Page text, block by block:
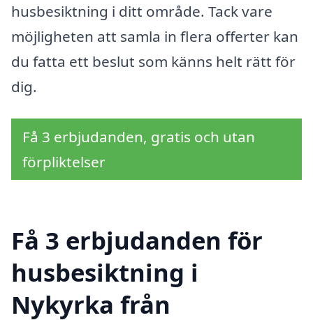
husbesiktning i ditt område. Tack vare
möjligheten att samla in flera offerter kan
du fatta ett beslut som känns helt rätt för
dig.
Få 3 erbjudanden, gratis och utan
förpliktelser
Få 3 erbjudanden för
husbesiktning i
Nykyrka från